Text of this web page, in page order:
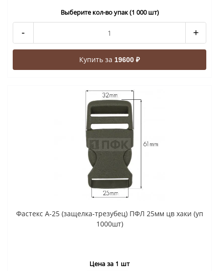
Выберите кол-во упак (1 000 шт)
- +
Купить за 19600 ₽
Фастекс A-25 (защелка-трезубец) ПФЛ 25мм цв хаки (уп
1000шт)
Цена за 1 шт